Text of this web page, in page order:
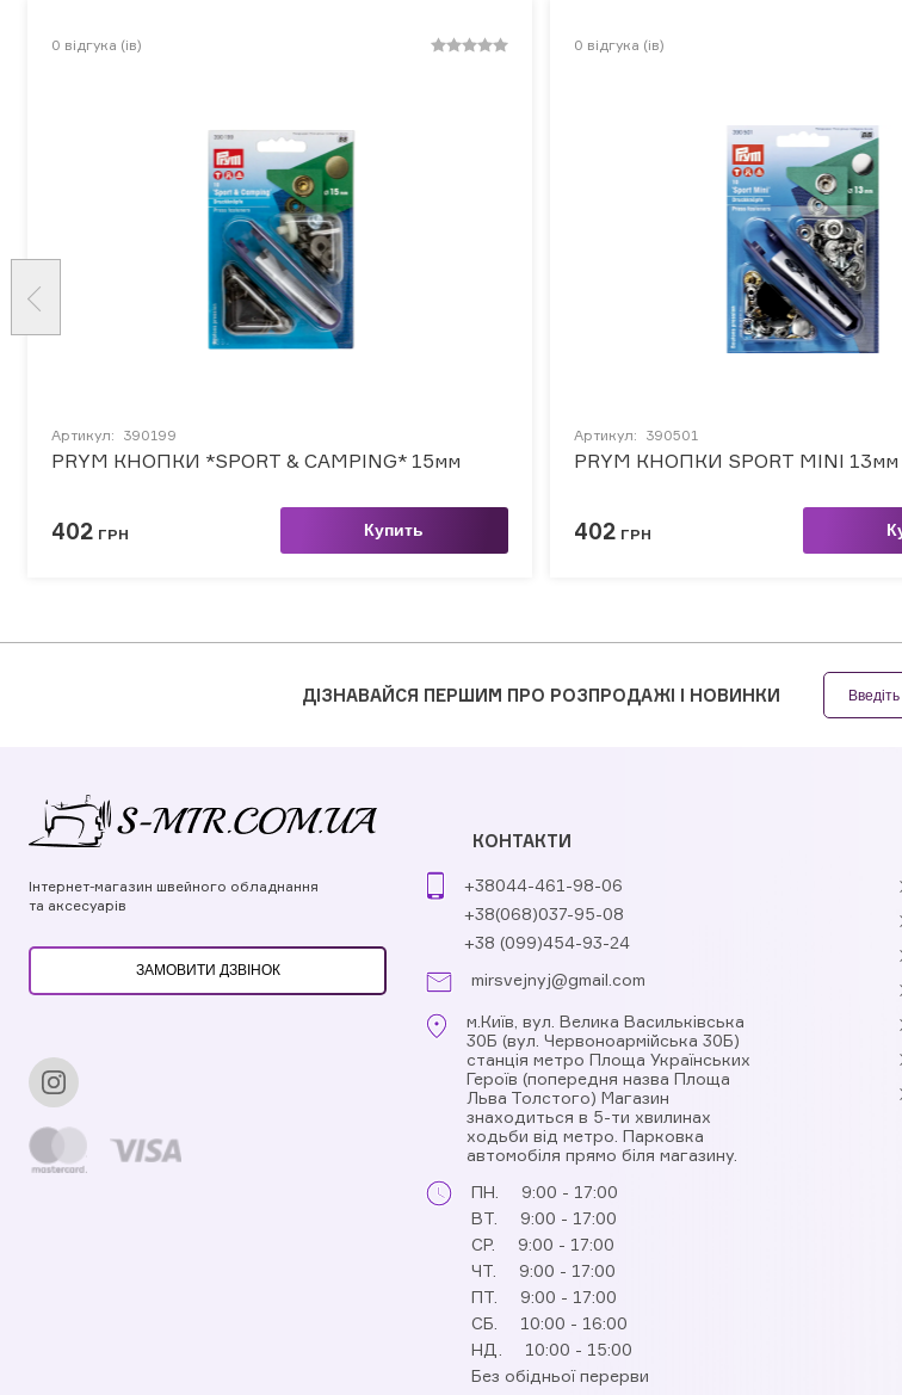
0 відгука (ів)
Артикул: 390199
PRYM КНОПКИ *SPORT & CAMPING* 15мм
402 ГРН Купить
0 відгука (ів)
Артикул: 390501
PRYM КНОПКИ SPORT MINI 13мм
402 ГРН
ДІЗНАВАЙСЯ ПЕРШИМ ПРО РОЗПРОДАЖІ І НОВИНКИ
Інтернет-магазин швейного обладнання
та аксесуарів
ЗАМОВИТИ ДЗВІНОК
КОНТАКТИ
+38044-461-98-06
+38(068)037-95-08
+38 (099)454-93-24
mirsvejnyj@gmail.com
м.Київ, вул. Велика Васильківська
30Б (вул. Червоноармійська 30Б)
станція метро Площа Українських
Героїв (попередня назва Площа
Льва Толстого) Магазин
знаходиться в 5-ти хвилинах
ходьби від метро. Парковка
автомобіля прямо біля магазину.
ПН.
9:00 - 17:00
ВТ.
9:00 - 17:00
СР.
9:00 - 17:00
ЧТ.
9:00 - 17:00
ПТ.
9:00 - 17:00
СБ.
10:00 - 16:00
НД.
10:00 - 15:00
Без обідньої перерви